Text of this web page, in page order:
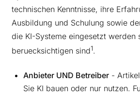
technischen Kenntnisse, ihre
Ausbildung und Schulung sowie
die KI-Systeme eingesetzt werden
beruecksichtigen sind1.
Anbieter UND Betreiber -
Sie KI bauen oder nur nutzen.